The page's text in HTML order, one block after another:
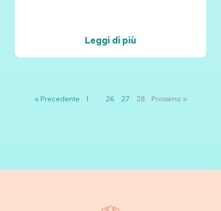
Leggi di più
« Precedente 1 … 26 27 28 Prossimo »